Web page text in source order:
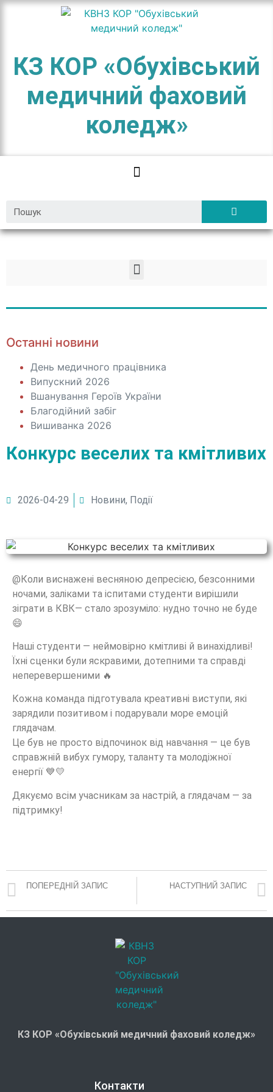
КЗ КОР «Обухівський
медичний фаховий
коледж»
Останні новини
День медичного працівника
Випускний 2026
Вшанування Героїв України
Благодійний забіг
Вишиванка 2026
Конкурс веселих та кмітливих
2026-04-29 Новини, Події
@Коли виснажені весняною депресією, безсонними
ночами, заліками та іспитами студенти вирішили
зіграти в КВК— стало зрозуміло: нудно точно не буде
😄
Наші студенти — неймовірно кмітливі й винахідливі!
Їхні сценки були яскравими, дотепними та справді
неперевершеними 🔥
Кожна команда підготувала креативні виступи, які
зарядили позитивом і подарували море емоцій
глядачам.
Це був не просто відпочинок від навчання — це був
справжній вибух гумору, таланту та молодіжної
енергії 💙💛
Дякуємо всім учасникам за настрій, а глядачам — за
підтримку!
ПОПЕРЕДНІЙ ЗАПИС НАСТУПНИЙ ЗАПИС
КЗ КОР «Обухівський медичний фаховий коледж»
Контакти